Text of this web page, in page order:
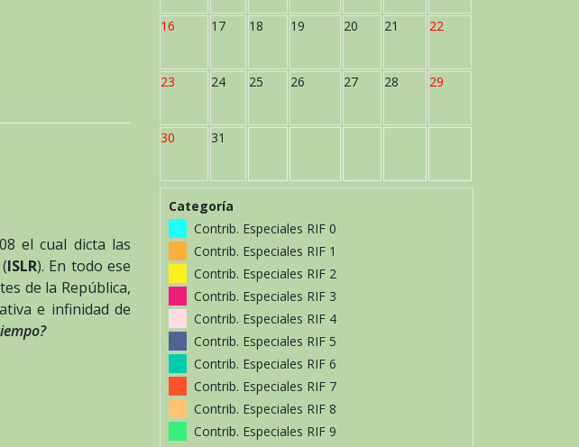
el cual dicta las
ISLR). En todo ese
de la República,
e infinidad de
16 17 18 19 20 21 22
23 24 25 26 27 28 29
30 31
Categoría
Contrib. Especiales RIF 0
Contrib. Especiales RIF 1
Contrib. Especiales RIF 2
Contrib. Especiales RIF 3
Contrib. Especiales RIF 4
Contrib. Especiales RIF 5
Contrib. Especiales RIF 6
Contrib. Especiales RIF 7
Contrib. Especiales RIF 8
Contrib. Especiales RIF 9